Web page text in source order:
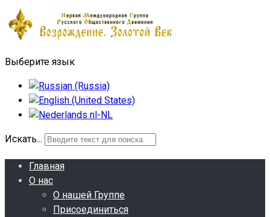
Выберите язык
Искать...
Главная
О нас
О нашей Группе
Присоединиться